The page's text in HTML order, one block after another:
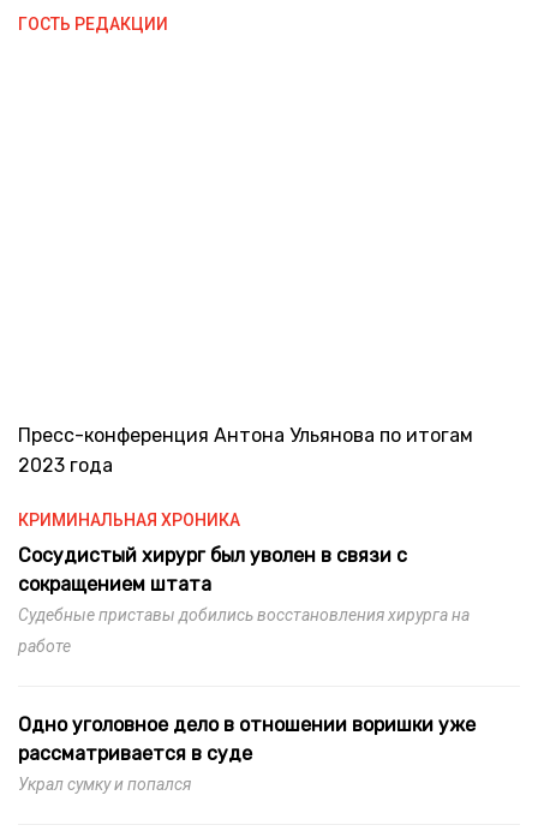
ГОСТЬ РЕДАКЦИИ
Пресс-конференция Антона Ульянова по итогам
2023 года
КРИМИНАЛЬНАЯ ХРОНИКА
Сосудистый хирург был уволен в связи с
сокращением штата
Судебные приставы добились восстановления хирурга на
работе
Одно уголовное дело в отношении воришки уже
рассматривается в суде
Украл сумку и попался